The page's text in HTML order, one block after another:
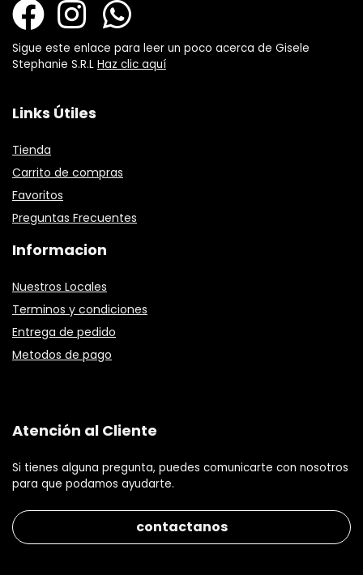
Sigue este enlace para leer un poco acerca de Gisele
Stephanie S.R.L Haz clic aquí
Links Útiles
Tienda
Carrito de compras
Favoritos
Preguntas Frecuentes
Informacion
Nuestros Locales
Terminos y condiciones
Entrega de pedido
Metodos de pago
Atención al Cliente
Si tienes alguna pregunta, puedes comunicarte con nosotros
para que podamos ayudarte.
contactanos